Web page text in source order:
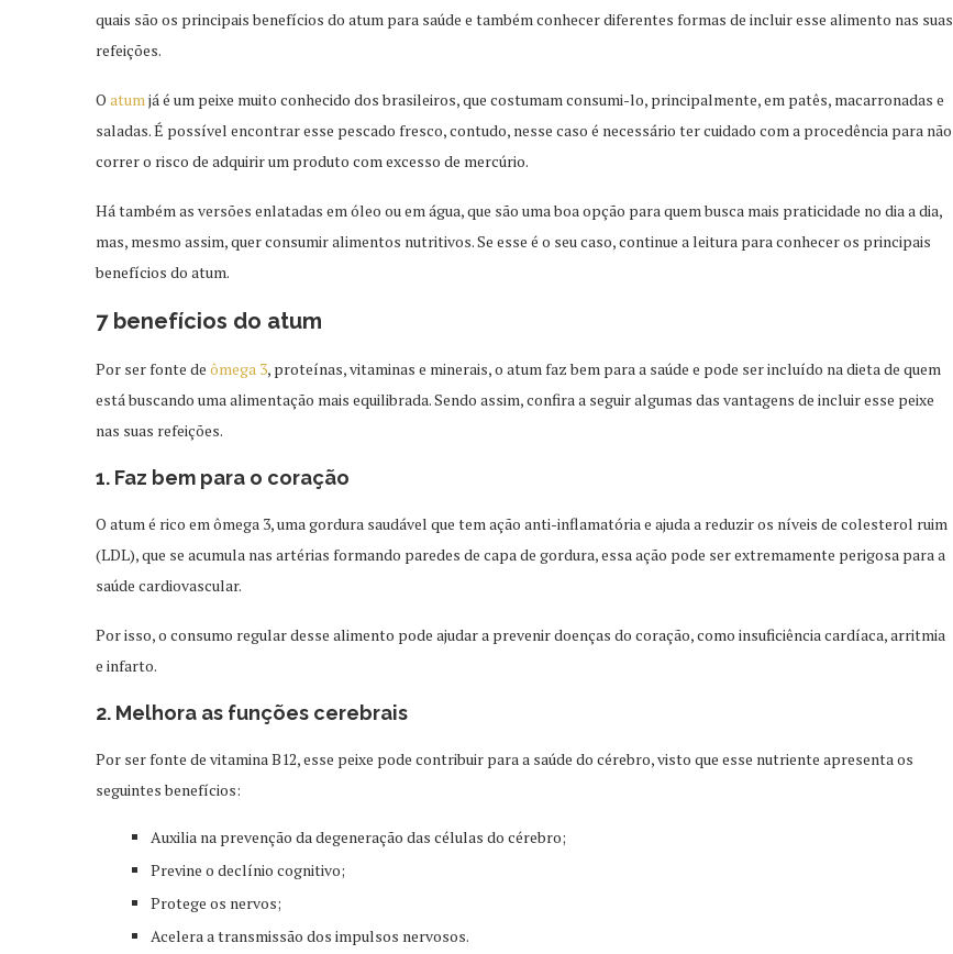
quais são os principais benefícios do atum para saúde e também conhecer diferentes formas de incluir esse alimento nas suas
refeições.
O atumjá é um peixe muito conhecido dos brasileiros, que costumam consumi-lo, principalmente, em patês, macarronadas e
saladas. É possível encontrar esse pescado fresco, contudo, nesse caso é necessário ter cuidado com a procedência para não
correr o risco de adquirir um produto com excesso de mercúrio.
Há também as versões enlatadas em óleo ou em água, que são uma boa opção para quem busca mais praticidade no dia a dia,
mas, mesmo assim, quer consumir alimentos nutritivos. Se esse é o seu caso, continue a leitura para conhecer os principais
benefícios do atum.
7 benefícios do atum
Por ser fonte de ômega 3, proteínas, vitaminas e minerais, o atum faz bem para a saúde e pode ser incluído na dieta de quem
está buscando uma alimentação mais equilibrada. Sendo assim, confira a seguir algumas das vantagens de incluir esse peixe
nas suas refeições.
1. Faz bem para o coração
O atum é rico em ômega 3, uma gordura saudável que tem ação anti-inflamatória e ajuda a reduzir os níveis de colesterol ruim
(LDL), que se acumula nas artérias formando paredes de capa de gordura, essa ação pode ser extremamente perigosa para a
saúde cardiovascular.
Por isso, o consumo regular desse alimento pode ajudar a prevenir doenças do coração, como insuficiência cardíaca, arritmia
e infarto.
2. Melhora as funções cerebrais
Por ser fonte de vitamina B12, esse peixe pode contribuir para a saúde do cérebro, visto que esse nutriente apresenta os
seguintes benefícios:
Auxilia na prevenção da degeneração das células do cérebro;
Previne o declínio cognitivo;
Protege os nervos;
Acelera a transmissão dos impulsos nervosos.